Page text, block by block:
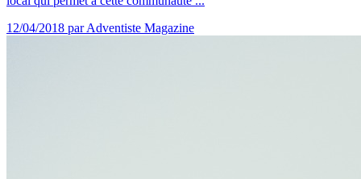
12/04/2018 par Adventiste Magazine